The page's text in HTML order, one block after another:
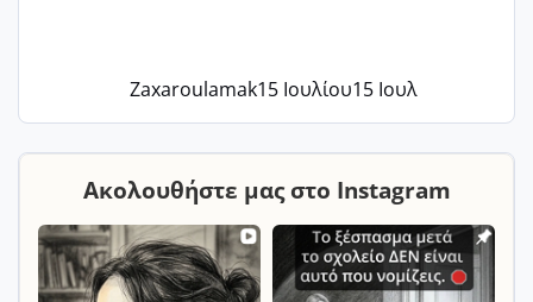
Zaxaroulamak15 Ιουλίου15 Ιουλ
Ακολουθήστε μας στο Instagram